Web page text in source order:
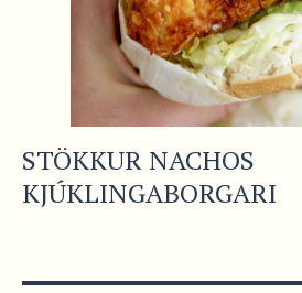
STÖKKUR NACHOS
KJÚKLINGABORGARI